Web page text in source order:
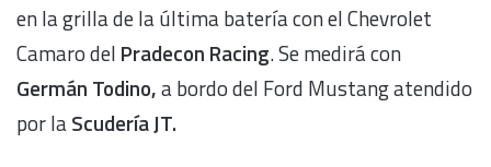
en la grilla de la última batería con el Chevrolet
Camaro del Pradecon Racing. Se medirá con
Germán Todino,a bordo del Ford Mustang atendido
por laScudería JT.